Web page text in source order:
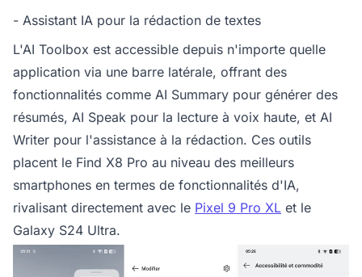
- Assistant IA pour la rédaction de textes
L'AI Toolbox est accessible depuis n'importe quelle
application via une barre latérale, offrant des
fonctionnalités comme AI Summary pour générer des
résumés, AI Speak pour la lecture à voix haute, et AI
Writer pour l'assistance à la rédaction. Ces outils
placent le Find X8 Pro au niveau des meilleurs
smartphones en termes de fonctionnalités d'IA,
rivalisant directement avec le Pixel 9 Pro XL et le
Galaxy S24 Ultra.